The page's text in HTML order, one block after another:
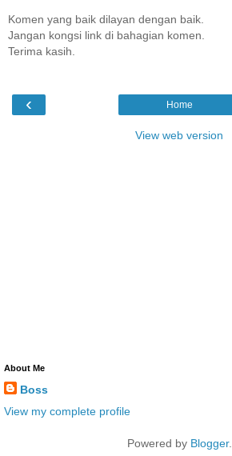
Komen yang baik dilayan dengan baik.
Jangan kongsi link di bahagian komen.
Terima kasih.
‹ Home
View web version
About Me
Boss
View my complete profile
Powered by Blogger.